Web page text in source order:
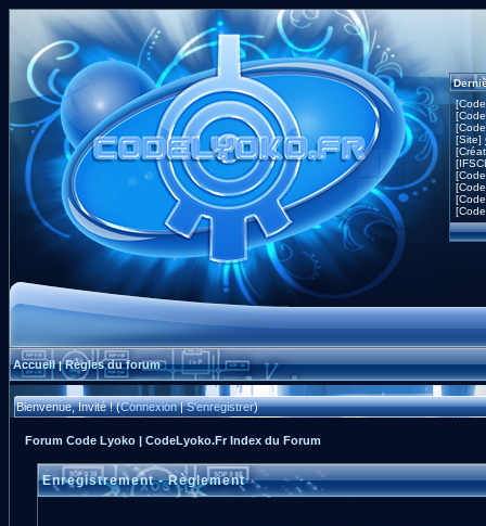
[Site]
Accueil|Règles du forum
Bienvenue, Invité ! (Connexion|S'enregistrer)
Forum Code Lyoko | CodeLyoko.Fr Index du Forum
Enregistrement - Règlement